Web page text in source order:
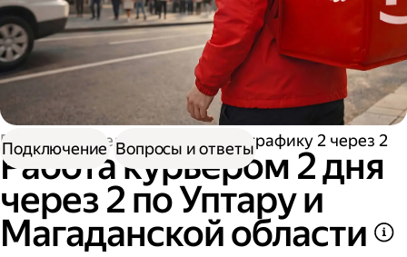
Работа водителем Работа по графику 2 через 2
Работа курьером 2 дня
через 2 по Уптару и
Магаданской области
Подключение Вопросы и ответы